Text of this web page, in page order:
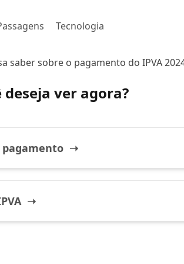
Tecnologia
saber sobre o pagamento do IPVA
deseja ver agora?
pagamento ➝
➝